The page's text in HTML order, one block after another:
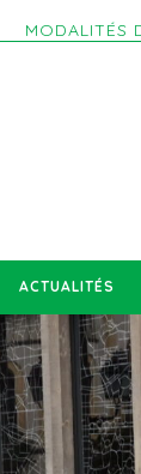
MODALITÉS
ACTUALITÉS